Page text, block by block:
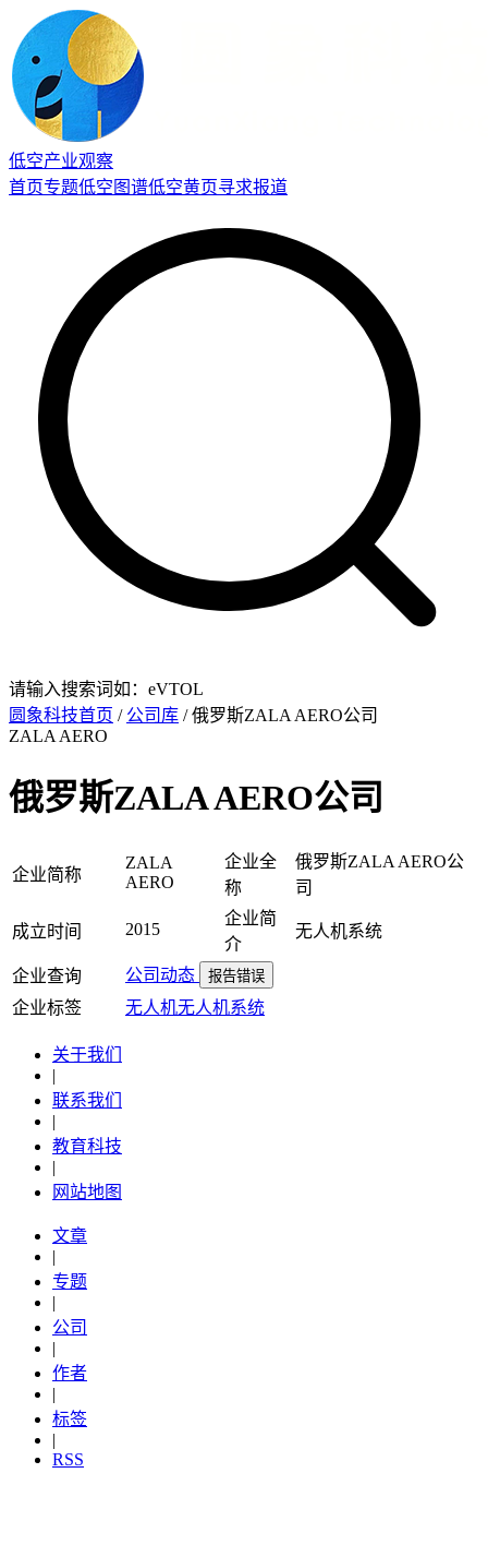
低空产业观察
首页专题低空图谱低空黄页寻求报道
请输入搜索词如：eVTOL
圆象科技首页 / 公司库 / 俄罗斯ZALA AERO公司
ZALA AERO
俄罗斯ZALA AERO公司
企业简称
ZALA
AERO
企业全
称
俄罗斯ZALA AERO公
司
成立时间 2015
企业简
介
无人机系统
企业查询 公司动态 报告错误
企业标签 无人机无人机系统
关于我们
|
联系我们
|
教育科技
|
网站地图
文章
|
专题
|
公司
|
作者
|
标签
|
RSS